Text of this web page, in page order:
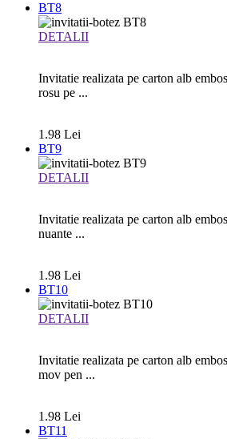
BT8
DETALII
Invitatie realizata pe carton alb
rosu pe ...
1.98 Lei
BT9
DETALII
Invitatie realizata pe carton alb
nuante ...
1.98 Lei
BT10
DETALII
Invitatie realizata pe carton alb
mov pen ...
1.98 Lei
BT11